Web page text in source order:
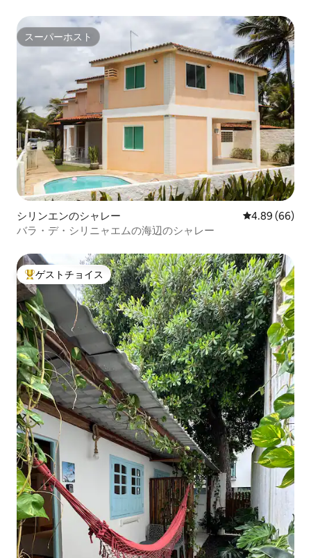
スーパーホスト
スーパーホスト
シリンエンのシャレー レビュー66件
4.89 (66)
バラ・デ・シリニャエムの海辺のシャレー
大好評のゲストチョイスです。
ゲストチョイス